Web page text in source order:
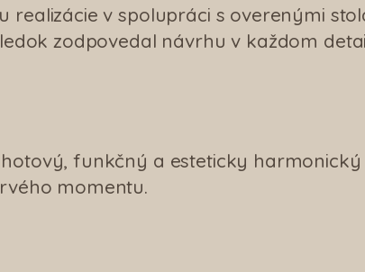
realizácie v spolupráci s overenými
zodpovedal návrhu v každom
funkčný a esteticky harmonický
momentu.